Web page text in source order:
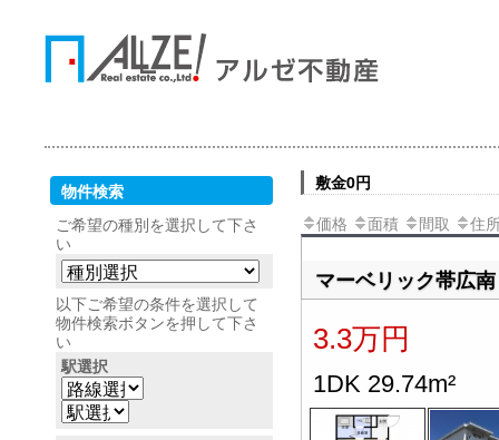
敷金0円
価格 面積 間取 住
マーベリック帯広南
3.3万円
1DK 29.74m²
物件検索
ご希望の種別を選択して下さ
い
以下ご希望の条件を選択して
物件検索ボタンを押して下さ
い
駅選択